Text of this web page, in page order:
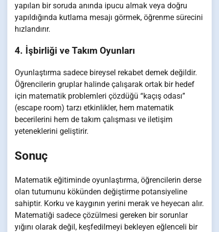
yapılan bir soruda anında ipucu almak veya doğru
yapıldığında kutlama mesajı görmek, öğrenme sürecini
hızlandırır.
4. İşbirliği ve Takım Oyunları
Oyunlaştırma sadece bireysel rekabet demek değildir.
Öğrencilerin gruplar halinde çalışarak ortak bir hedef
için matematik problemleri çözdüğü “kaçış odası”
(escape room) tarzı etkinlikler, hem matematik
becerilerini hem de takım çalışması ve iletişim
yeteneklerini geliştirir.
Sonuç
Matematik eğitiminde oyunlaştırma, öğrencilerin derse
olan tutumunu kökünden değiştirme potansiyeline
sahiptir. Korku ve kaygının yerini merak ve heyecan alır.
Matematiği sadece çözülmesi gereken bir sorunlar
yığını olarak değil, keşfedilmeyi bekleyen eğlenceli bir